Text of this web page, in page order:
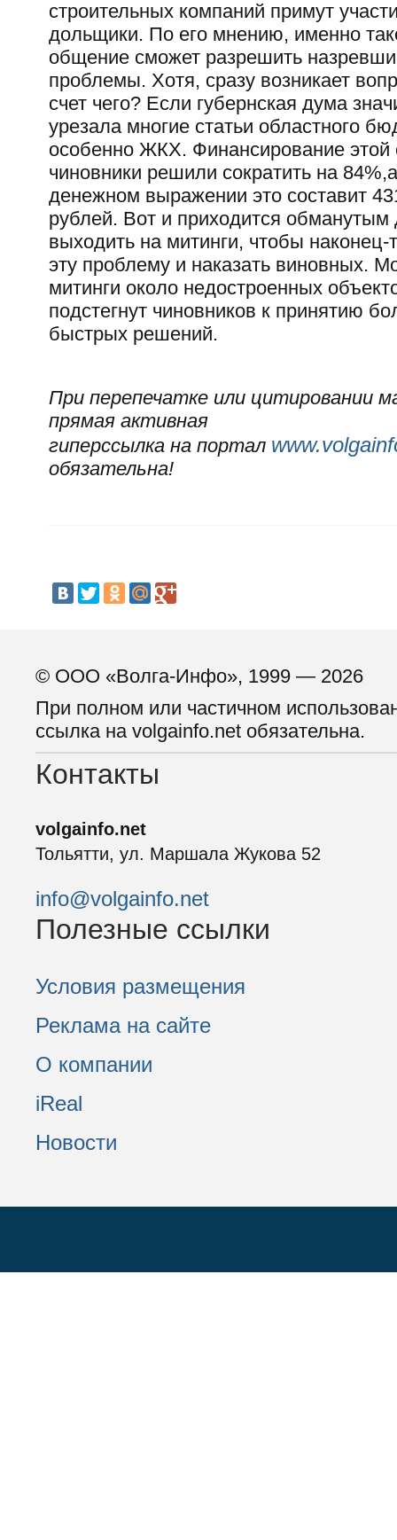
строительных компаний примут
дольщики. По его мнению, именно
общение сможет разрешить
проблемы. Хотя, сразу возникает
счет чего? Если губернская дума
урезала многие статьи областного
особенно ЖКХ. Финансирование
чиновники решили сократить на
денежном выражении это составит
рублей. Вот и приходится
выходить на митинги, чтобы наконец-
эту проблему и наказать виновных.
митинги около недостроенных
подстегнут чиновников к принятию
быстрых решений.
При перепечатке или цитировании
прямая активная
гиперссылка на портал
обязательна!
© ООО «Волга-Инфо», 1999 — 2026
При полном или частичном
ссылка на volgainfo.net обязательна.
Контакты
volgainfo.net
Тольятти, ул. Маршала Жукова 52
info@volgainfo.net
Полезные ссылки
Условия размещения
Реклама на сайте
О компании
iReal
Новости